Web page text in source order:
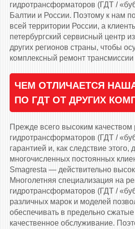
гидротрансформаторов (ГДТ /
Балтии и России. Поэтому к нам
всей территории России, а
петербургский сервисный центр
других регионов страны, чтобы
комплексный ремонт
ЧЕМ ОТЛИЧАЕТСЯ НАША
ПО ГДТ ОТ ДРУГИХ
Прежде всего высоким качеством
гидротрансформаторов (ГДТ /
гарантией и, как следствие
многочисленных постоянных
Smagresta — действительно
Многолетняя специализация на
гидротрансформаторов (ГДТ /
различных марок и моделей
обеспечивать в предельно
качественное обслуживание.